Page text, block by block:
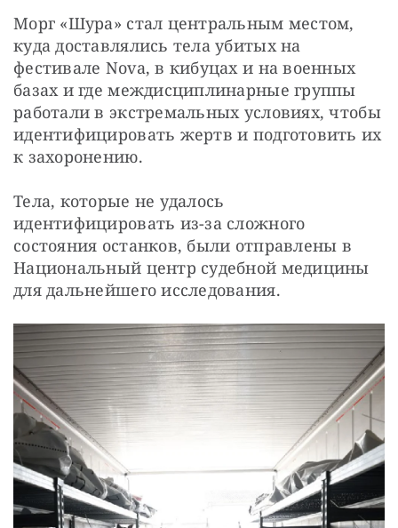
Морг «Шура» стал центральным местом,
куда доставлялись тела убитых на
фестивале Nova, в кибуцах и на военных
базах и где междисциплинарные группы
работали в экстремальных условиях, чтобы
идентифицировать жертв и подготовить их
к захоронению.
Тела, которые не удалось
идентифицировать из-за сложного
состояния останков, были отправлены в
Национальный центр судебной медицины
для дальнейшего исследования.